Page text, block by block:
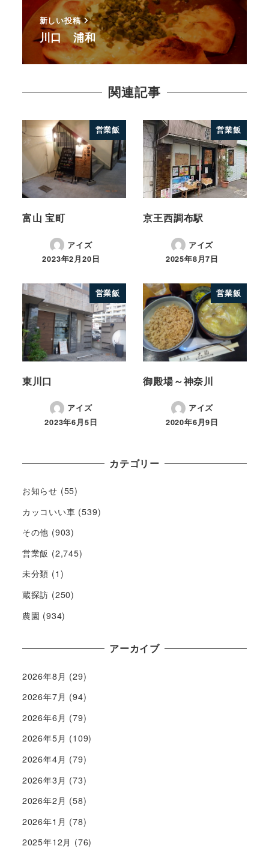
新しい投稿
川口 浦和
関連記事
営業飯
富山 宝町
アイズ
2023年2月20日
営業飯
京王西調布駅
アイズ
2025年8月7日
営業飯
東川口
アイズ
2023年6月5日
営業飯
御殿場～神奈川
アイズ
2020年6月9日
カテゴリー
お知らせ (55)
カッコいい車 (539)
その他 (903)
営業飯 (2,745)
未分類 (1)
蔵探訪 (250)
農園 (934)
アーカイブ
2026年8月 (29)
2026年7月 (94)
2026年6月 (79)
2026年5月 (109)
2026年4月 (79)
2026年3月 (73)
2026年2月 (58)
2026年1月 (78)
2025年12月 (76)